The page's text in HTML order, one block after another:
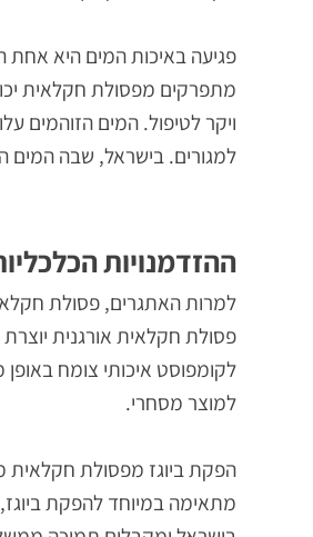
מוצאים במערמות הפסולת
ויתושים נמשכים לפסולת הרטובה
חקלאית על ידי קבלן פינוי
ויקר לטיפול. המים הזוהמים
למגורים. בישראל, שבה המים הם
ההזדמנויות הכלכליות
למרות האתגרים, פסולת חקלאית
פסולת חקלאית אורגנית יוצרת
לקומפוסט איכותי צומח באופן